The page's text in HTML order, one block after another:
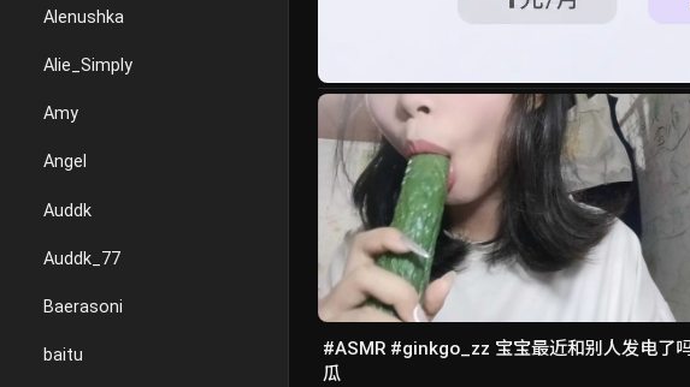
Alenushka
Alie_Simply
Amy
Angel
Auddk
Auddk_77
Baerasoni
baitu
#ASMR #ginkgo_zz 宝宝最近和别人发电了吗 黄
瓜